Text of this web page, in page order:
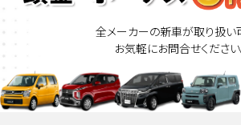
全メーカーの新車が取り扱い
お気軽にお問合せください